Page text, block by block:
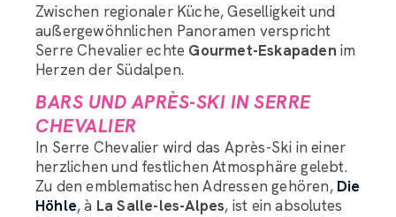
Zwischen regionaler Küche, Geselligkeit und
außergewöhnlichen Panoramen verspricht
Serre Chevalier echte Gourmet-Eskapaden im
Herzen der Südalpen.
BARS UND APRÈS-SKI IN SERRE
CHEVALIER
In Serre Chevalier wird das Après-Ski in einer
herzlichen und festlichen Atmosphäre gelebt.
Zu den emblematischen Adressen gehören, Die
Höhle, à La Salle-les-Alpes, ist ein absolutes